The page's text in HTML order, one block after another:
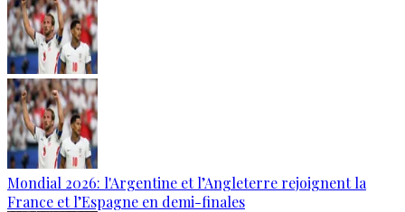
Mondial 2026: l'Argentine et l’Angleterre rejoignent la
France et l’Espagne en demi-finales